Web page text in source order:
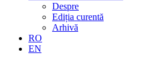
Despre
Ediția curentă
Arhivă
RO
EN